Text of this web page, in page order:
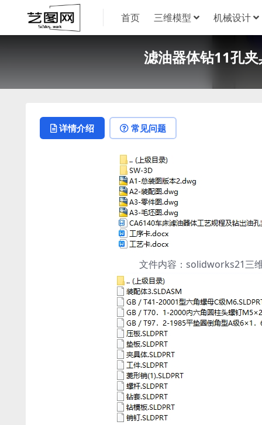
首页 三维模型 机械设计
滤油器体钻11孔
详情介绍 常见问题
文件内容：solidworks21三